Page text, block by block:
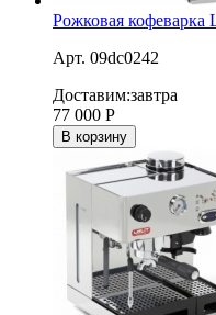
Рожковая
Арт. 09dc0242
Доставим:завтра
77 000 Р
В корзину